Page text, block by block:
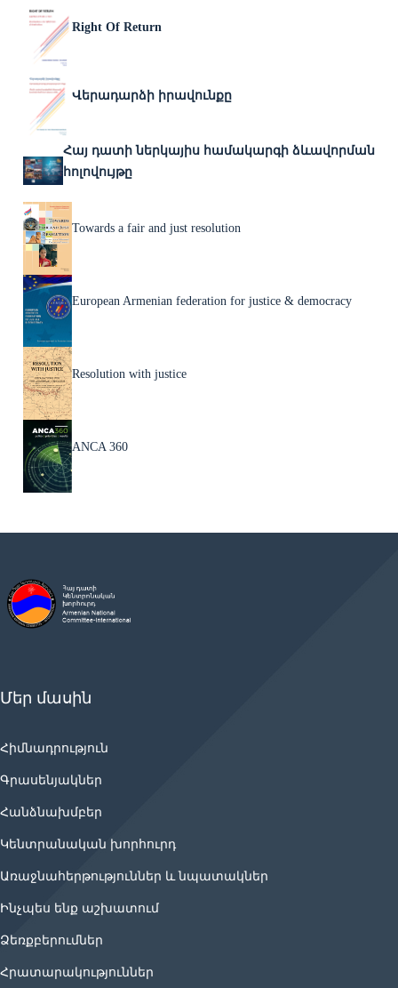
Right Of Return
Վերադարձի իրավունքը
Հայ դատի ներկայիս համակարգի ձևավորման
հոլովույթը
Towards a fair and just resolution
European Armenian federation for justice & democracy
Resolution with justice
ANCA 360
Մեր մասին
Հիմնադրություն
Գրասենյակներ
Հանձնախմբեր
Կենտրանական խորհուրդ
Առաջնահերթություններ և նպատակներ
Ինչպես ենք աշխատում
Ձեռքբերումներ
Հրատարակություններ